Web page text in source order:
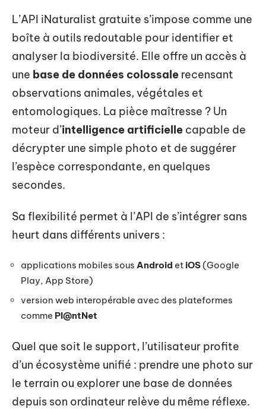
L’API iNaturalist gratuite s’impose comme une
boîte à outils redoutable pour identifier et
analyser la biodiversité. Elle offre un accès à
une base de données colossale recensant
observations animales, végétales et
entomologiques. La pièce maîtresse ? Un
moteur d’intelligence artificielle capable de
décrypter une simple photo et de suggérer
l’espèce correspondante, en quelques
secondes.
Sa flexibilité permet à l’API de s’intégrer sans
heurt dans différents univers :
applications mobiles sous Android et iOS(Google
Play, App Store)
version web interopérable avec des plateformes
comme Pl@ntNet
Quel que soit le support, l’utilisateur profite
d’un écosystème unifié : prendre une photo sur
le terrain ou explorer une base de données
depuis son ordinateur relève du même réflexe.